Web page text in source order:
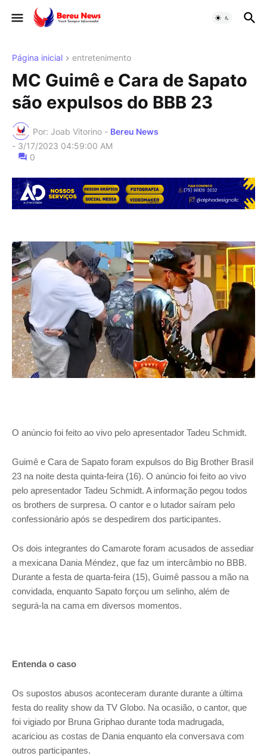
Página inicial entretenimento
MC Guimê e Cara de Sapato
são expulsos do BBB 23
Por: Joab Vitorino - Bereu News
- 3/17/2023 04:59:00 AM
0
O anúncio foi feito ao vivo pelo apresentador Tadeu Schmidt.
Guimê e Cara de Sapato foram expulsos do Big Brother Brasil
23 na noite desta quinta-feira (16). O anúncio foi feito ao vivo
pelo apresentador Tadeu Schmidt. A informação pegou todos
os brothers de surpresa. O cantor e o lutador saíram pelo
confessionário após se despedirem dos participantes.
Os dois integrantes do Camarote foram acusados de assediar
a mexicana Dania Méndez, que faz um intercâmbio no BBB.
Durante a festa de quarta-feira (15), Guimê passou a mão na
convidada, enquanto Sapato forçou um selinho, além de
segurá-la na cama em diversos momentos.
Entenda o caso
Os supostos abusos aconteceram durante durante a última
festa do reality show da TV Globo. Na ocasião, o cantor, que
foi vigiado por Bruna Griphao durante toda madrugada,
acariciou as costas de Dania enquanto ela conversava com
outros participantes.